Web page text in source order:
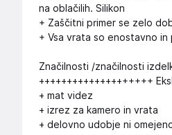
na oblačilih. Silikon
+ Zaščitni primer se zelo
+ Vsa vrata so enostavno
Značilnosti /značilnosti
++++++++++++++++++++
+ mat videz
+ izrez za kamero in vrata
+ delovno udobje ni